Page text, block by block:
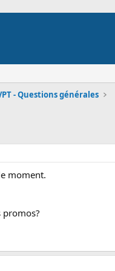
- Questions générales
moment.
promos?